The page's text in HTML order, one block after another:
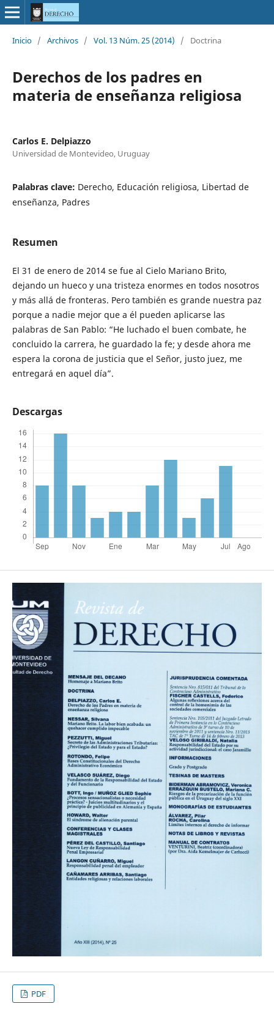
Inicio / Archivos / Vol. 13 Núm. 25 (2014) / Doctrina
Derechos de los padres en
materia de enseñanza religiosa
Carlos E. Delpiazzo
Universidad de Montevideo, Uruguay
Palabras clave: Derecho, Educación religiosa, Libertad de
enseñanza, Padres
Resumen
El 31 de enero de 2014 se fue al Cielo Mariano Brito,
dejando un hueco y una tristeza enormes en todos nosotros
y más allá de fronteras. Pero también es grande nuestra paz
porque a nadie mejor que a él pueden aplicarse las
palabras de San Pablo: “He luchado el buen combate, he
concluido la carrera, he guardado la fe; y desde ahora me
espera la corona de justicia que el Señor, justo juez, me
entregará en aquel día”.
Descargas
PDF